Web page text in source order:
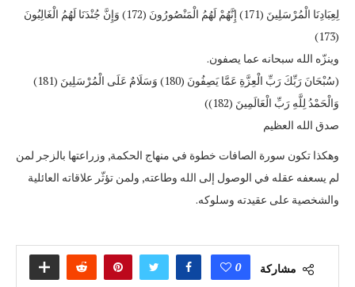
لِعِبَادِنَا الْمُرْسَلِينَ (171) إِنَّهُمْ لَهُمُ الْمَنْصُورُونَ (172) وَإِنَّ جُنْدَنَا لَهُمُ الْغَالِبُونَ
(173)
وينزّه الله سبحانه عما يصفون.
(سُبْحَانَ رَبِّكَ رَبِّ الْعِزَّةِ عَمَّا يَصِفُونَ (180) وَسَلَامٌ عَلَى الْمُرْسَلِينَ (181)
وَالْحَمْدُ لِلَّهِ رَبِّ الْعَالَمِينَ (182))
صدق الله العظيم
وهكذا تكون سورة الصافات خطوة في منهاج الحكمة, وزراعتها بالزجر لمن
لم يسعفه عقله في الوصول إلى الله وطاعته, ولمن تؤثّر علاقاته العائلية
والشخصية على عقيدته وسلوكه.
مشاركة 0